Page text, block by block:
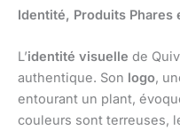
Identité, Produits Phares
L’identité visuelle de
authentique. Son logo,
entourant un plant,
couleurs sont terreuses,